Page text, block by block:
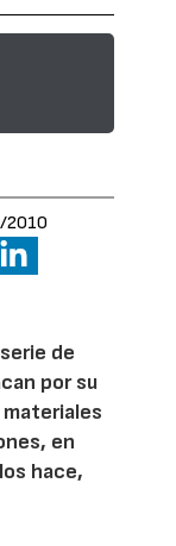
2010
de
por su
en
hace,